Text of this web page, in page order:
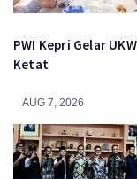
PWI Kepri Gelar
Ketat
AUG 7, 2026